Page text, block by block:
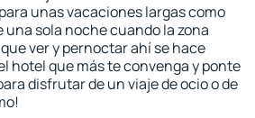
unas vacaciones largas como
una sola noche cuando la zona
ver y pernoctar ahí se hace
hotel que más te convenga y ponte
disfrutar de un viaje de ocio o de